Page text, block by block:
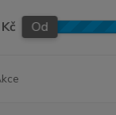
Kč Od